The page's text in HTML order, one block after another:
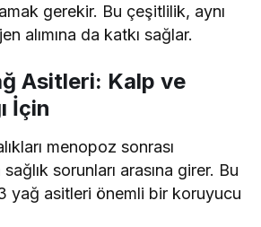
gerekir. Bu çeşitlilik, aynı
alımına da katkı sağlar.
Asitleri: Kalp ve
İçin
menopoz sonrası
sağlık sorunları arasına girer. Bu
yağ asitleri önemli bir koruyucu